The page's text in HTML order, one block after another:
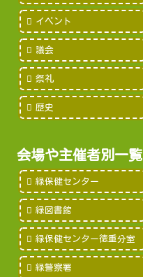
イベント
議会
祭礼
歴史
会場や主催者別一覧
緑保健センター
緑図書館
緑保健センター徳重分室
緑警察署